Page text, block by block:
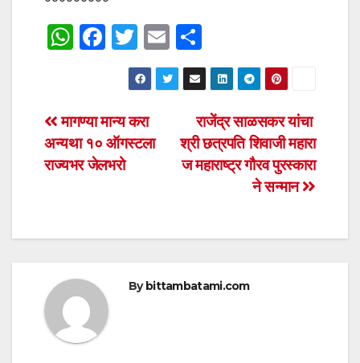
W
s
A
p
F
e
b
o
T
wi
tt
er
E
m
ail
h
ar
e
Post
navigation
राजेंद्र साळसकर यांचा
श्री छत्रपति शिवाजी महारा
ज महाराष्ट्र गौरव पुरस्कारा
ने सन्मान
मागण्या मान्य करा
अन्यथा १० ऑगस्टला
राज्यभर जेलभरो
By bittambatami.com